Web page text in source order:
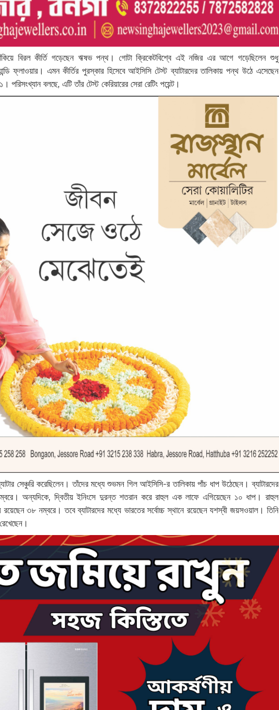
বিরল কীর্তি গড়েছেন ঋষভ পন্থ। গোটা ক্রিকেটবিশ্বে এই নজির এর আগে গড়েছিলেন শুধু
ফ্লাওয়ার। এমন কীর্তির পুরস্কার হিসেবে আইসিসি টেস্ট ব্যাটারদের তালিকায় পন্থ উঠে এসেছেন
বলছে, এটি তাঁর টেস্ট কেরিয়ারের সেরা রেটিং পয়েন্ট।
সেঞ্চুরি করেছিলেন। তাঁদের মধ্যে শুভমন গিল আইসিসি-র তালিকায় পাঁচ ধাপ উঠেছেন। ব্যাটারদের
অন্যদিকে, দ্বিতীয় ইনিংসে দুরন্ত শতরান করে রাহুল এক লাফে এগিয়েছেন ১০ ধাপ। রাহুল
রয়েছেন ৩৮ নম্বরে। তবে ব্যাটারদের মধ্যে ভারতের সর্বোচ্চ স্থানে রয়েছেন যশস্বী জয়সওয়াল। তিনি